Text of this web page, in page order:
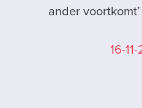
ander
16-